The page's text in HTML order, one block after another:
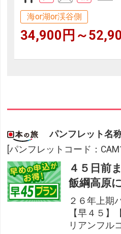
海or湖or渓谷側
34,900円～
パンフレット名
[パンフレットコード：
４５日前
飯綱高原
２６年上期
【早４５】
リアンフル